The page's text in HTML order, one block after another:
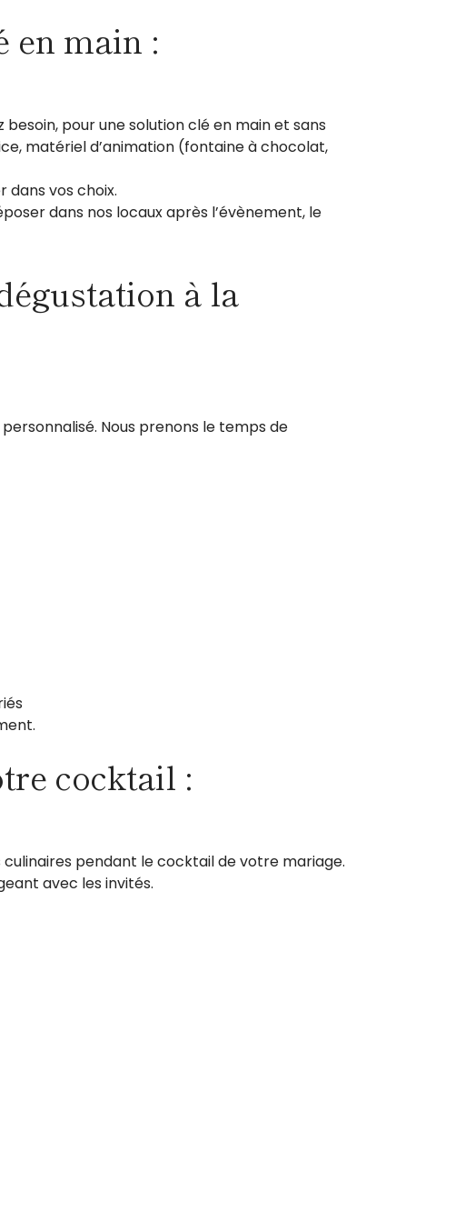
en main :
pour une solution clé en main et sans
matériel d’animation (fontaine à chocolat,
dans vos choix.
dans nos locaux après l’évènement, le
à la
Nous prenons le temps de
cocktail :
pendant le cocktail de votre mariage.
avec les invités.